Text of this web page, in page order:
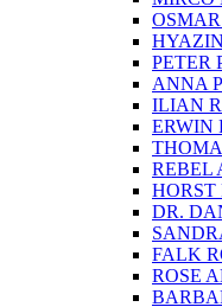
PETER
ANNA
ILIAN
ERWIN
REBEL
HORST
DR.
FALK
ROSE